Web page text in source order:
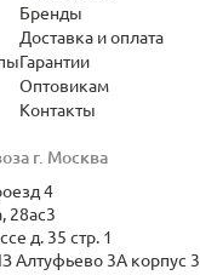
г. Москва
4
28ас3
д. 35 стр. 1
Алтуфьево 3А корпус 3
Бренды
Доставка и оплата
Гарантии
Оптовикам
Контакты